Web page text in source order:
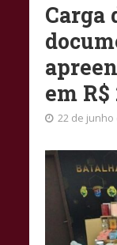
Carga
em
22 de junho